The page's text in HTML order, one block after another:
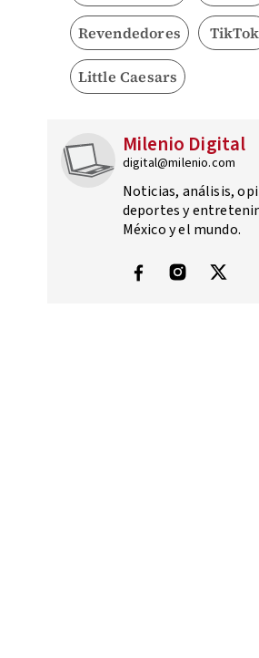
Revendedores TikTok
Little Caesars
Milenio Digital
digital@milenio.com
Noticias, análisis,
deportes y
México y el mundo.